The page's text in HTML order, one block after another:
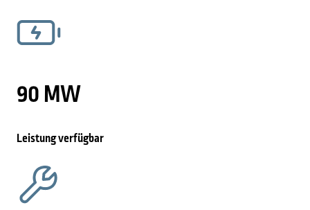
90 MW
Leistung verfügbar